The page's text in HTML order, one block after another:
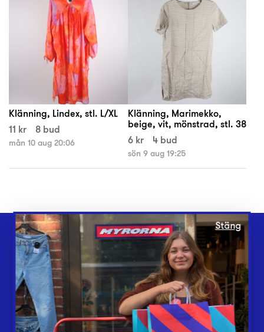
Klänning, Lindex, stl. L/XL
11 kr
8 bud
mån 10 aug 20:06
Klänning, Marimekko,
beige, vit, mönstrad, stl. 38
6 kr
4 bud
sön 9 aug 19:25
Webbshop
Butiker
Lämna in
Vårt överskott
Stäng